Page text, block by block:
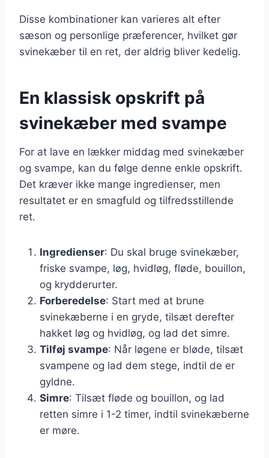
Disse kombinationer kan varieres alt efter
sæson og personlige præferencer, hvilket gør
svinekæber til en ret, der aldrig bliver kedelig.
En klassisk opskrift på
svinekæber med svampe
For at lave en lækker middag med svinekæber
og svampe, kan du følge denne enkle opskrift.
Det kræver ikke mange ingredienser, men
resultatet er en smagfuld og tilfredsstillende
ret.
Ingredienser: Du skal bruge svinekæber,
friske svampe, løg, hvidløg, fløde, bouillon,
og krydderurter.
Forberedelse: Start med at brune
svinekæberne i en gryde, tilsæt derefter
hakket løg og hvidløg, og lad det simre.
Tilføj svampe: Når løgene er bløde, tilsæt
svampene og lad dem stege, indtil de er
gyldne.
Simre: Tilsæt fløde og bouillon, og lad
retten simre i 1-2 timer, indtil svinekæberne
er møre.